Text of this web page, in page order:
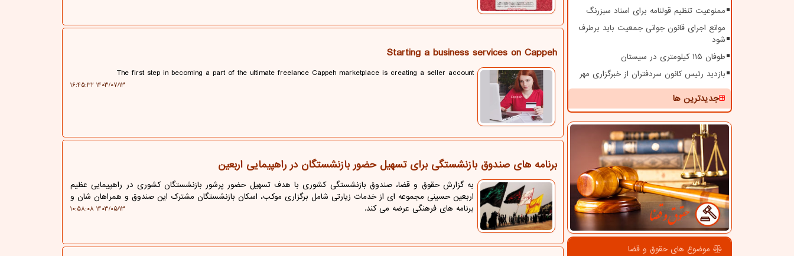
ممنوعیت تنظیم قولنامه برای اسناد سبزرنگ
موانع اجرای قانون جوانی جمعیت باید برطرف
شود
طوفان ۱۱۵ کیلومتری در سیستان
بازدید رئیس کانون سردفتران از خبرگزاری مهر
جدیدترین ها
موضوع های حقوق و قضا
Starting a business services on Cappeh
The first step in becoming a part of the ultimate freelance Cappeh marketplace is creating a seller account
۱۴۰۳/۰۷/۱۳ ۱۶:۴۵:۳۲
برنامه های صندوق بازنشستگی برای تسهیل حضور بازنشستگان در راهپیمایی اربعین
به گزارش حقوق و قضا، صندوق بازنشستگی کشوری با هدف تسهیل حضور پرشور بازنشستگان کشوری در راهپیمایی عظیم
اربعین حسینی مجموعه ای از خدمات زیارتی شامل برگزاری موکب، اسکان بازنشستگان مشترک این صندوق و همراهان شان و
برنامه های فرهنگی عرضه می کند.
۱۴۰۳/۰۵/۱۳ ۱۰:۵۸:۰۸